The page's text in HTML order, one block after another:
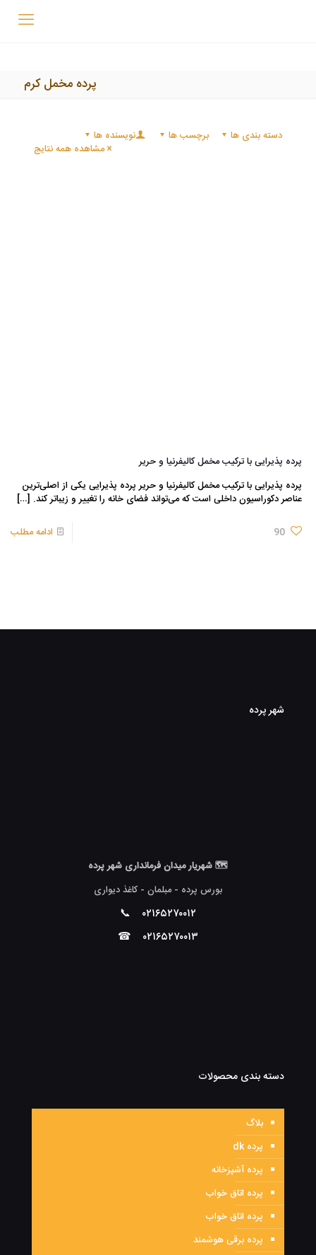
پرده مخمل کرم
دسته بندی ها برچسب ها
نویسنده ها
مشاهده همه نتایج
پرده پذیرایی با ترکیب مخمل کالیفرنیا و حریر
پرده پذیرایی با ترکیب مخمل کالیفرنیا و حریر پرده پذیرایی یکی از اصلی‌ترین
عناصر دکوراسیون داخلی است که می‌تواند فضای خانه را تغییر و زیباتر کند. […]
90 ادامه مطلب
شهر پرده
🗺 شهریار میدان فرمانداری شهر پرده
بورس پرده - مبلمان - کاغذ دیواری
۰۲۱۶۵۲۷۰۰۱۲ 📞
۰۲۱۶۵۲۷۰۰۱۳ ☎
دسته بندی محصولات
بلاگ
پرده dk
پرده آشپزخانه
پرده اتاق خواب
پرده اتاق خواب
پرده برقی هوشمند